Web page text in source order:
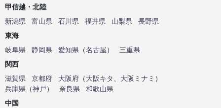
甲信越・北陸
新潟県
富山県 石川県 福井県 山梨県
長野県
東海
岐阜県
静岡県 愛知県 （名古屋）
三重県
関西
滋賀県
京都府 大阪府 （大阪キタ 大阪ミナミ ）
兵庫県 （神戸） 奈良県
和歌山県
中国